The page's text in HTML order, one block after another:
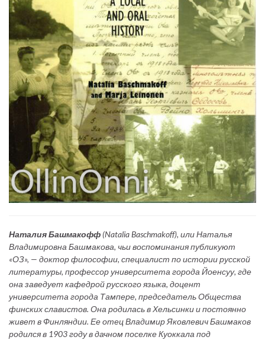
Наталия Башмакофф (Natalia Baschmakoff), или Наталья
Владимировна Башмакова, чьи воспоминания публикуют
«ОЗ», — доктор философии, специалист по истории русской
литературы, профессор университета города Йоенсуу, где
она заведует кафедрой русского языка, доцент
университета города Тампере, председатель Общества
финских славистов. Она родилась в Хельсинки и постоянно
живет в Финляндии. Ее отец Владимир Яковлевич Башмаков
родился в 1903 году в дачном поселке Куоккала под